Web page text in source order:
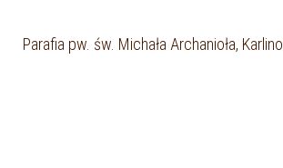
Parafia pw. św. Michała Archanioła, Karlino